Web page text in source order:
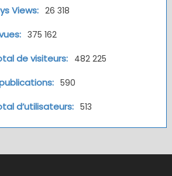
Views: 26 318
375 162
de visiteurs: 482 225
590
d’utilisateurs: 513